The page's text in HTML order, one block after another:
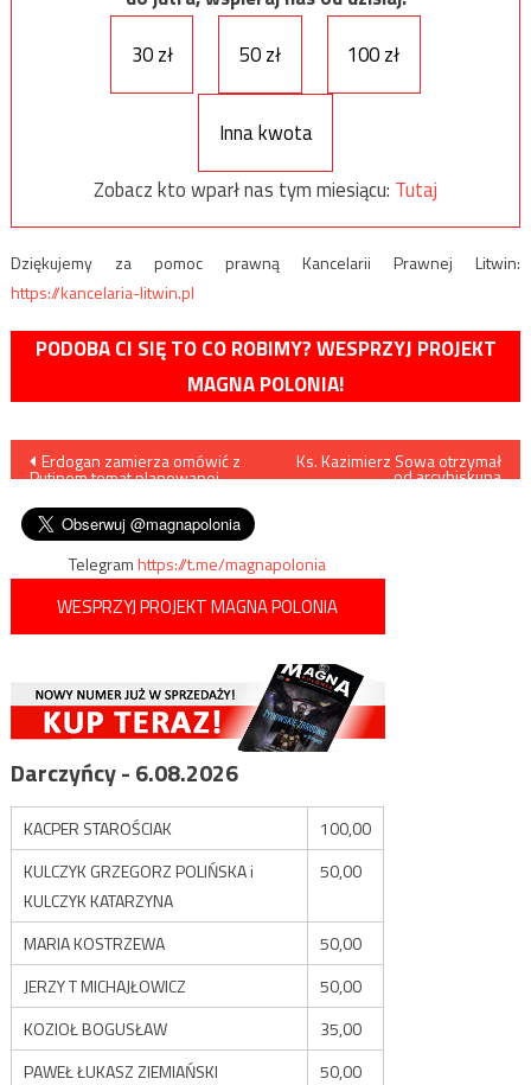
30 zł
50 zł 100 zł
Inna kwota
Zobacz kto wparł nas tym miesiącu: Tutaj
Dziękujemy za pomoc prawną Kancelarii Prawnej Litwin:
https://kancelaria-litwin.pl
PODOBA CI SIĘ TO CO ROBIMY? WESPRZYJ PROJEKT
MAGNA POLONIA!
Nawigacja
wpisu
Erdogan zamierza omówić z
Putinem temat planowanej
Ks. Kazimierz Sowa otrzymał
od arcybiskupa
Telegramhttps://t.me/magnapolonia
WESPRZYJ PROJEKT MAGNA POLONIA
Darczyńcy - 6.08.2026
KACPER STAROŚCIAK
100,00
KULCZYK GRZEGORZ POLIŃSKA i
KULCZYK KATARZYNA
50,00
MARIA KOSTRZEWA
50,00
JERZY T MICHAJŁOWICZ
50,00
KOZIOŁ BOGUSŁAW
35,00
PAWEŁ ŁUKASZ ZIEMIAŃSKI
50,00